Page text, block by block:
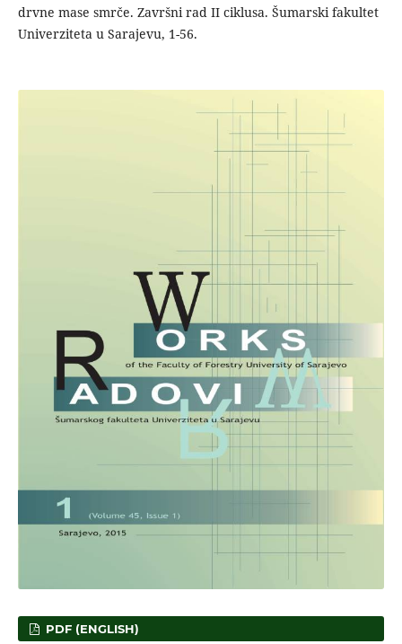
drvne mase smrče. Završni rad II ciklusa. Šumarski fakultet
Univerziteta u Sarajevu, 1-56.
PDF (ENGLISH)